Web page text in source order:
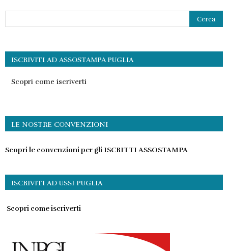
ISCRIVITI AD ASSOSTAMPA PUGLIA
Scopri come iscriverti
LE NOSTRE CONVENZIONI
Scopri le convenzioni per gli ISCRITTI ASSOSTAMPA
ISCRIVITI AD USSI PUGLIA
Scopri come iscriverti